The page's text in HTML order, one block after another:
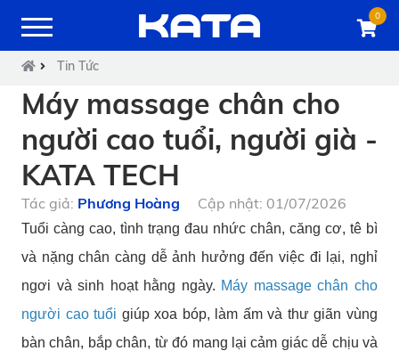
0
Tin Tức
Máy massage chân cho
người cao tuổi, người già -
KATA TECH
Tác giả: Phương Hoàng Cập nhật: 01/07/2026
Tuổi càng cao, tình trạng đau nhức chân, căng cơ, tê bì
và nặng chân càng dễ ảnh hưởng đến việc đi lại, nghỉ
ngơi và sinh hoạt hằng ngày. Máy massage chân cho
người cao tuổi giúp xoa bóp, làm ấm và thư giãn vùng
bàn chân, bắp chân, từ đó mang lại cảm giác dễ chịu và